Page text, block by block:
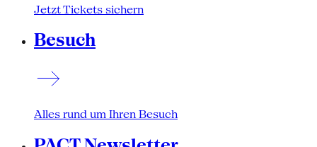
Jetzt Tickets sichern
Besuch
Alles rund um Ihren Besuch